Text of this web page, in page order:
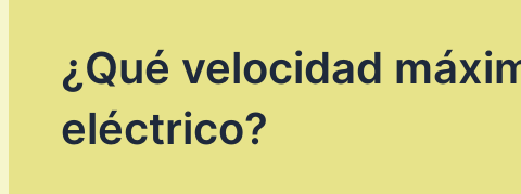
¿Qué velocidad
eléctrico?